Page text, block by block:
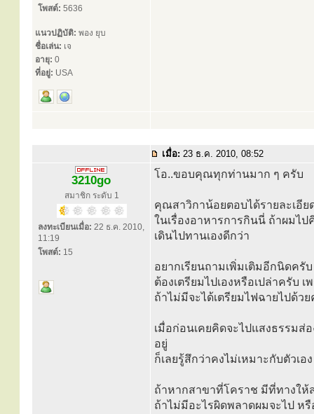
โพสต์: 5636
แนวปฏิบัติ: พอง ยุบ
ชื่อเล่น: เจ
อายุ: 0
ที่อยู่: USA
เมื่อ: 23 ธ.ค. 2010, 08:52
3210go
สมาชิก ระดับ 1
ลงทะเบียนเมื่อ: 22 ธ.ค. 2010,
11:19
โพสต์: 15
โอ..ขอบคุณทุกท่านมาก ๆ ครับ
คุณสาวิกาน้อยตอบได้รายละเอีย
ในเรื่องอาหารการกินนี่ ถ้าผมไ
เดินไปทานเองดีกว่า
อยากเรียนถามเพิ่มเติมอีกนิดครั
ต้องเตรียมไปเองหรือเปล่าครับ
ถ้าไม่มีจะได้เตรียมไฟฉายไปด้ว
เมื่อก่อนเคยคิดจะไปแสงธรรมส่
อยู่
ก็เลยรู้สึกว่าคงไม่เหมาะกับตัวเอ
ถ้าหากสาขาที่โคราช มีที่ทางให้
ถ้าไม่มีอะไรผิดพลาดผมจะไป ห